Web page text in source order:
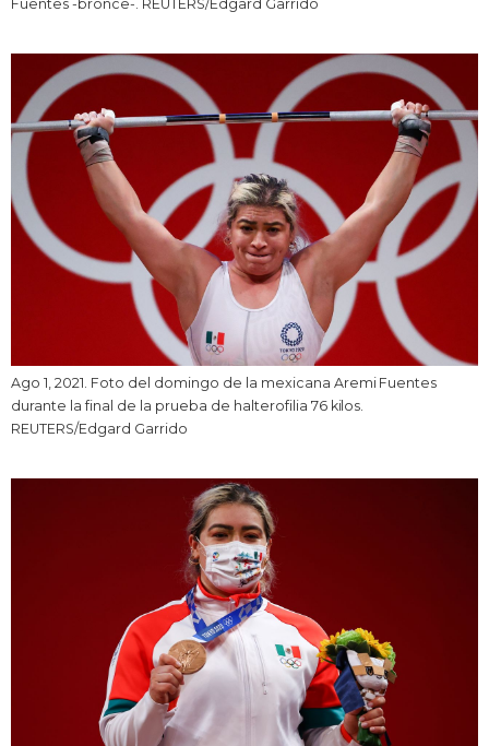
Fuentes -bronce-. REUTERS/Edgard Garrido
Ago 1, 2021. Foto del domingo de la mexicana Aremi Fuentes
durante la final de la prueba de halterofilia 76 kilos.
REUTERS/Edgard Garrido